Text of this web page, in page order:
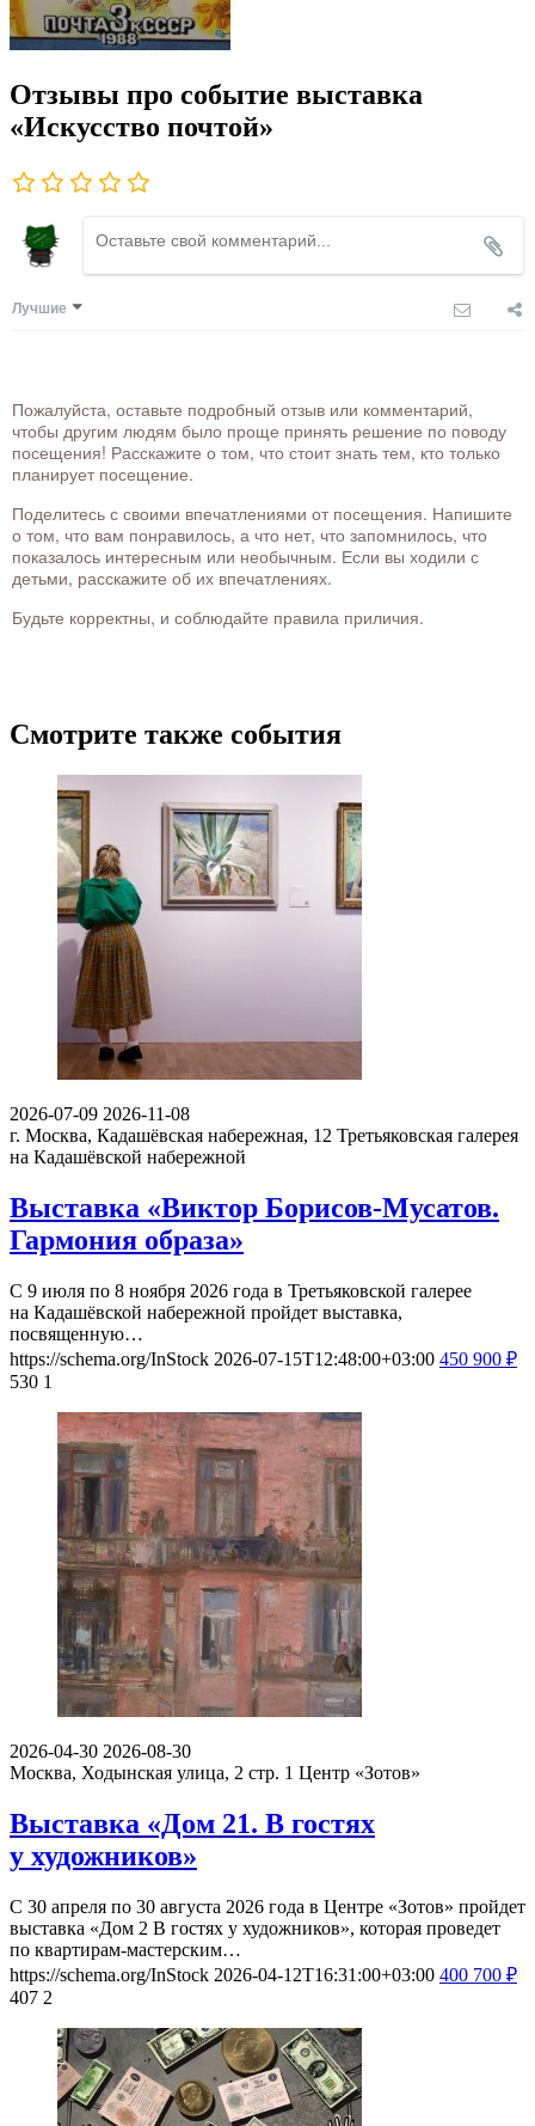
Отзывы про событие выставка
«Искусство почтой»
Лучшие
Пожалуйста, оставьте подробный отзыв или комментарий,
чтобы другим людям было проще принять решение по поводу
посещения! Расскажите о том, что стоит знать тем, кто только
планирует посещение.
Поделитесь с своими впечатлениями от посещения. Напишите
о том, что вам понравилось, а что нет, что запомнилось, что
показалось интересным или необычным. Если вы ходили с
детьми, расскажите об их впечатлениях.
Будьте корректны, и соблюдайте правила приличия.
Смотрите также события
2026-07-09 2026-11-08
г. Москва, Кадашёвская набережная, 12 Третьяковская галерея
на Кадашёвской набережной
Выставка «Виктор Борисов-Мусатов.
Гармония образа»
С 9 июля по 8 ноября 2026 года в Третьяковской галерее
на Кадашёвской набережной пройдет выставка,
посвященную…
https://schema.org/InStock 2026-07-15T12:48:00+03:00 450 900 ₽
530 1
2026-04-30 2026-08-30
Москва, Ходынская улица, 2 стр. 1 Центр «Зотов»
Выставка «Дом 21. В гостях
у художников»
С 30 апреля по 30 августа 2026 года в Центре «Зотов» пройдет
выставка «Дом 2 В гостях у художников», которая проведет
по квартирам-мастерским…
https://schema.org/InStock 2026-04-12T16:31:00+03:00 400 700 ₽
407 2